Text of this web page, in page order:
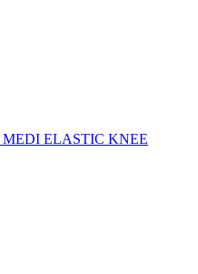
MEDI ELASTIC KNEE